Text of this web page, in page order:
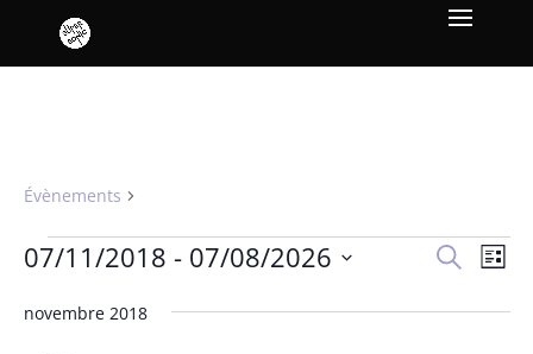
Évènements
Évènements Recherche
de
Liste
07/11/2018 - 07/08/2026
une
novembre 2018